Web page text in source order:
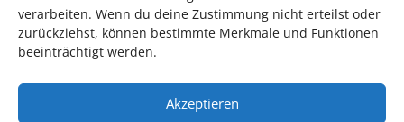
verarbeiten. Wenn du deine Zustimmung nicht erteilst oder
zurückziehst, können bestimmte Merkmale und Funktionen
beeinträchtigt werden.
Akzeptieren
Das Kulturparkett freut sich stets überehrenamtliche
Mithilfe im Bereich Technik. Sie haben Interesse? Dann
melden Sie sich unterinfo@kulturparkett-rhein-neckar.de